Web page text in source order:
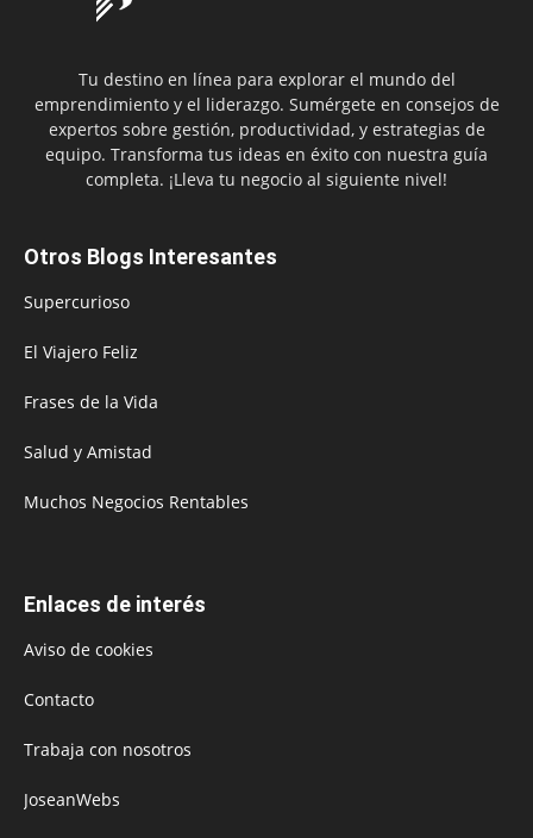
Tu destino en línea para explorar el mundo del
emprendimiento y el liderazgo. Sumérgete en consejos de
expertos sobre gestión, productividad, y estrategias de
equipo. Transforma tus ideas en éxito con nuestra guía
completa. ¡Lleva tu negocio al siguiente nivel!
Otros Blogs Interesantes
Supercurioso
El Viajero Feliz
Frases de la Vida
Salud y Amistad
Muchos Negocios Rentables
Enlaces de interés
Aviso de cookies
Contacto
Trabaja con nosotros
JoseanWebs